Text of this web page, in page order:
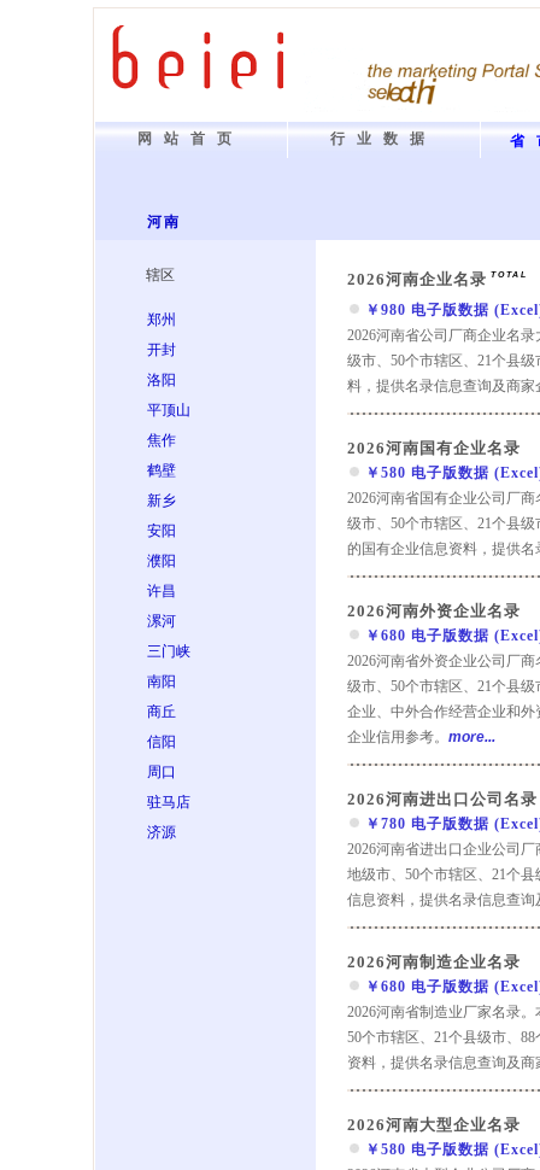
网站首页 行业数据 省
河南
辖区
郑州
开封
洛阳
平顶山
焦作
鹤壁
新乡
安阳
濮阳
许昌
漯河
三门峡
南阳
商丘
信阳
周口
驻马店
济源
2026河南企业名录 TOTAL
￥980 电子版数据
2026河南省公司厂商企业名
级市、50个市辖区、21个县
料，提供名录信息查询及商家
2026河南国有企业名录
￥580 电子版数据
2026河南省国有企业公司厂
级市、50个市辖区、21个县
的国有企业信息资料，提供
2026河南外资企业名录
￥680 电子版数据
2026河南省外资企业公司厂
级市、50个市辖区、21个县
企业、中外合作经营企业和
企业信用参考。 more...
2026河南进出口公司名录
￥780 电子版数据
2026河南省进出口企业公司
地级市、50个市辖区、21个
信息资料，提供名录信息查
2026河南制造企业名录
￥680 电子版数据
2026河南省制造业厂家名录
50个市辖区、21个县级市、
资料，提供名录信息查询及
2026河南大型企业名录
￥580 电子版数据